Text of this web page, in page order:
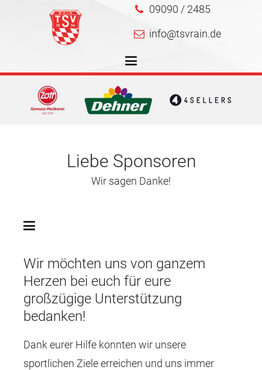
09090 / 2485
info@tsvrain.de
Liebe Sponsoren
Wir sagen Danke!
Wir möchten uns von ganzem
Herzen bei euch für eure
großzügige Unterstützung
bedanken!
Dank eurer Hilfe konnten wir unsere
sportlichen Ziele erreichen und uns immer